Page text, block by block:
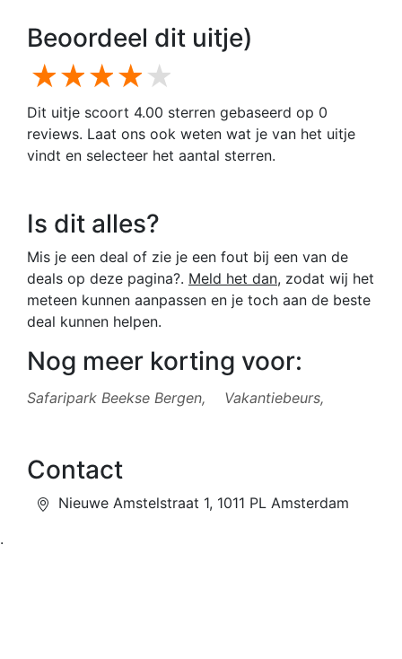
Beoordeel dit uitje)
4 stars
3 stars
2 stars
1 star
Dit uitje scoort 4.00 sterren gebaseerd op 0
reviews. Laat ons ook weten wat je van het uitje
vindt en selecteer het aantal sterren.
Is dit alles?
Mis je een deal of zie je een fout bij een van de
deals op deze pagina?. Meld het dan, zodat wij het
meteen kunnen aanpassen en je toch aan de beste
deal kunnen helpen.
Nog meer korting voor:
Safaripark Beekse Bergen, Vakantiebeurs,
Contact
Nieuwe Amstelstraat 1, 1011 PL Amsterdam
.